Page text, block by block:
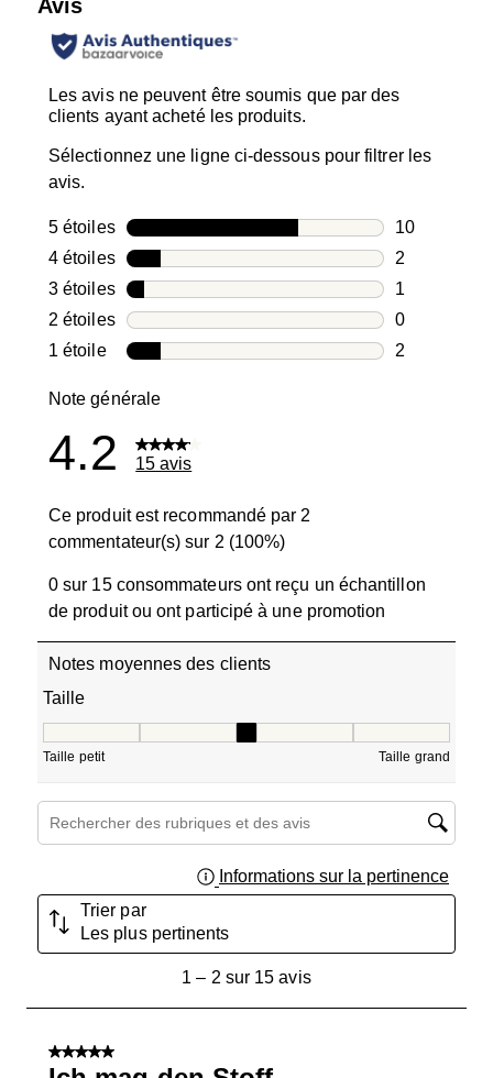
Avis
Les avis ne peuvent être soumis que par des
clients ayant acheté les produits.
Sélectionnez une ligne ci-dessous pour filtrer les
avis.
5 étoilesétoiles
10
10 avis
4 étoilesétoiles
2
2 avis avec
3 étoilesétoiles
1
1 avis avec
2 étoilesétoiles
0
0 avis avec
1 étoileétoiles
2
Note générale
4.2 15 avis
Ce produit est recommandé par 2
commentateur(s) sur 2 (100%)
0 sur 15 consommateurs ont reçu un échantillon
de produit ou ont participé à une promotion
Notes moyennes des clients
Taille
Taille petit Taille grand
Zone de recherche de sujet et d'avis
Informations sur la pertinence
Trier par
Les plus pertinents
sur
1 – 2 sur 15 avis
5 sur 5 étoiles.